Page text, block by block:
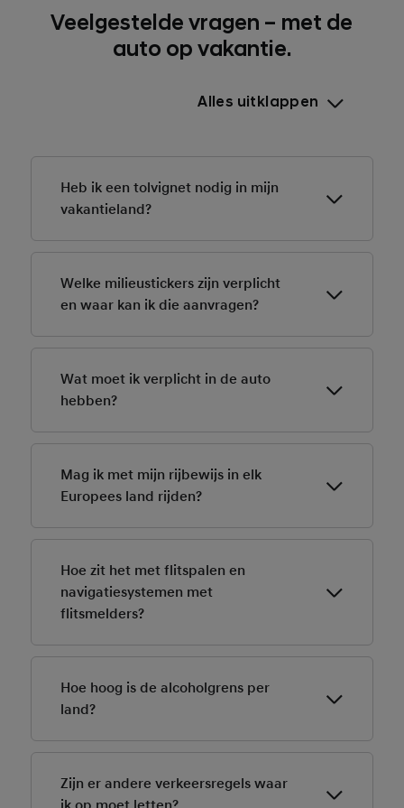
Veelgestelde vragen – met de
auto op vakantie.
Alles uitklappen
Heb ik een tolvignet nodig in mijn
vakantieland?
een vignet verplicht op snelwegen. Je kunt het vaak
online of bij tankstations kopen.
Welke milieustickers zijn verplicht
en waar kan ik die aanvragen?
milieusticker nodig voor bepaalde steden. Vraag deze
vooraf online aan.
Wat moet ik verplicht in de auto
hebben?
verbanddoos en reservelampjes verplicht. De regels
verschillen per land.
Mag ik met mijn rijbewijs in elk
Europees land rijden?
landen en veel andere Europese landen rijden.
Hoe zit het met flitspalen en
navigatiesystemen met
flitsmelders?
flitsmelders verboden. Zet deze functie uit.
Hoe hoog is de alcoholgrens per
land?
strenger voor beginnende bestuurders of zelfs 0,0
(zoals in Tsjechië).
Zijn er andere verkeersregels waar